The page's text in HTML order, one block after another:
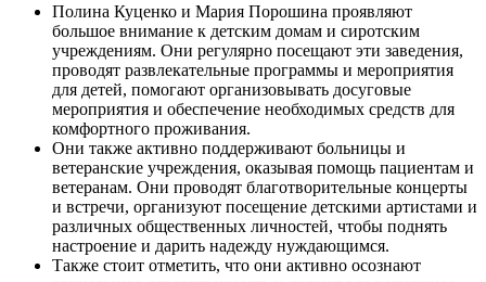
Полина Куценко и Мария Порошина проявляют
большое внимание к детским домам и сиротским
учреждениям. Они регулярно посещают эти заведения,
проводят развлекательные программы и мероприятия
для детей, помогают организовывать досуговые
мероприятия и обеспечение необходимых средств для
комфортного проживания.
Они также активно поддерживают больницы и
ветеранские учреждения, оказывая помощь пациентам и
ветеранам. Они проводят благотворительные концерты
и встречи, организуют посещение детскими артистами и
различных общественных личностей, чтобы поднять
настроение и дарить надежду нуждающимся.
Также стоит отметить, что они активно осознают